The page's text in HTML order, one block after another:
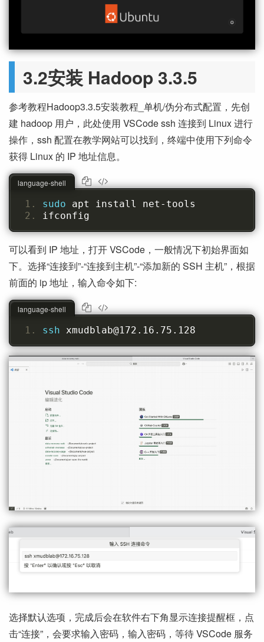
3.2安装 Hadoop 3.3.5
参考教程Hadoop3.3.5安装教程_单机/伪分布式配置，先创
建 hadoop 用户，此处使用 VSCode ssh 连接到 Linux 进行
操作，ssh 配置在教学网站可以找到，终端中使用下列命令
获得 Linux 的 IP 地址信息。
sudo apt install net-tools
ifconfig
language-shell
可以看到 IP 地址，打开 VSCode，一般情况下初始界面如
下。选择“连接到”-“连接到主机”-“添加新的 SSH 主机”，根据
前面的 ip 地址，输入命令如下:
ssh xmudblab@172.16.75.128
language-shell
选择默认选项，完成后会在软件右下角显示连接提醒框，点
击“连接”，会要求输入密码，输入密码，等待 VSCode 服务